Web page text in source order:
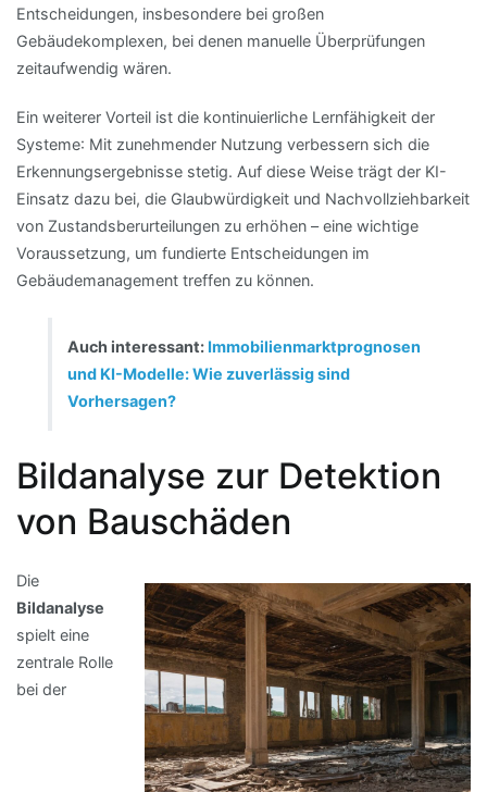
Entscheidungen, insbesondere bei großen
Gebäudekomplexen, bei denen manuelle Überprüfungen
zeitaufwendig wären.
Ein weiterer Vorteil ist die kontinuierliche Lernfähigkeit der
Systeme: Mit zunehmender Nutzung verbessern sich die
Erkennungsergebnisse stetig. Auf diese Weise trägt der KI-
Einsatz dazu bei, die Glaubwürdigkeit und Nachvollziehbarkeit
von Zustandsberurteilungen zu erhöhen – eine wichtige
Voraussetzung, um fundierte Entscheidungen im
Gebäudemanagement treffen zu können.
Auch interessant: Immobilienmarktprognosen
und KI-Modelle: Wie zuverlässig sind
Vorhersagen?
Bildanalyse zur Detektion
von Bauschäden
Die
Bildanalyse
spielt eine
zentrale Rolle
bei der